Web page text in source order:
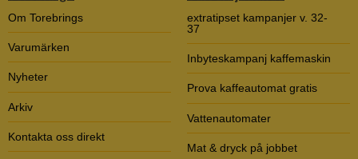
Om Torebrings
Varumärken
Nyheter
Arkiv
Kontakta oss direkt
extratipset kampanjer v. 32-
37
Inbyteskampanj kaffemaskin
Prova kaffeautomat gratis
Vattenautomater
Mat & dryck på jobbet